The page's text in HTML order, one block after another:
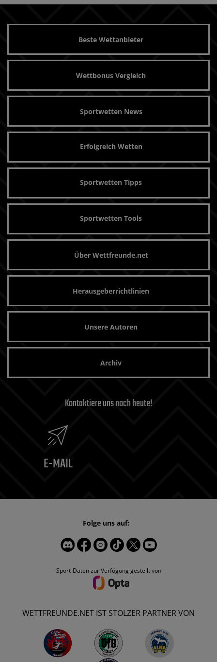
Beste Wettanbieter
Wettbonus Vergleich
Sportwetten News
Erfolgreich Wetten
Sportwetten Tipps
Sportwetten Tools
Über Wettfreunde.net
Herausgeberrichtlinien
Unsere Autoren
Archiv
Kontaktiere uns noch heute!
E-MAIL
Sport-Daten zur Verfügung gestellt von
Folge uns auf:
WETTFREUNDE.NET IST STOLZER PARTNER VON